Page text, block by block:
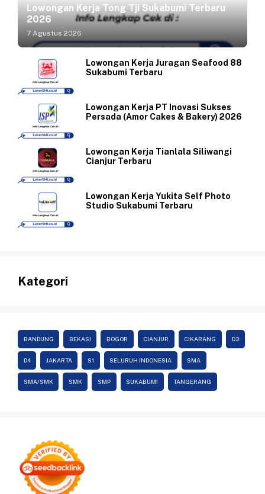
Lowongan Kerja Tong Tji Sukabumi Terbaru
2026
7 Agustus 2026
Lowongan Kerja Juragan Seafood 88
Sukabumi Terbaru
Lowongan Kerja PT Inovasi Sukses
Persada (Amor Cakes & Bakery) 2026
Lowongan Kerja Tianlala Siliwangi
Cianjur Terbaru
Lowongan Kerja Yukita Self Photo
Studio Sukabumi Terbaru
Kategori
BANDUNG BEKASI BOGOR CIANJUR CIKARANG D3
D4 JAKARTA S1 SELURUH INDONESIA SMA
SMA/SMK SMK SMP SUKABUMI TANGERANG